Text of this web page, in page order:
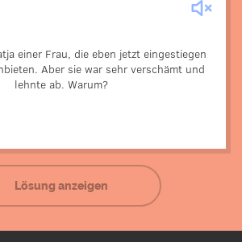
einer Frau, die eben jetzt eingestiegen
Aber sie war sehr verschämt und
lehnte ab. Warum?
Katja saß auf dem Schoß ihres Vaters.
Lösung anzeigen